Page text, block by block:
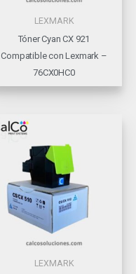
LEXMARK
Tóner Cyan CX 921
Compatible con Lexmark –
76CX0HC0
LEXMARK